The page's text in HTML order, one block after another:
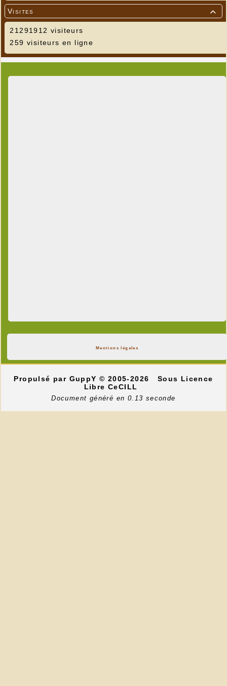

Visites
21291912 visiteurs
259 visiteurs en ligne
Mentions légales
Propulsé par GuppY© 2005-2026
Sous Licence
Libre CeCILL
Document généré en 0.13 seconde